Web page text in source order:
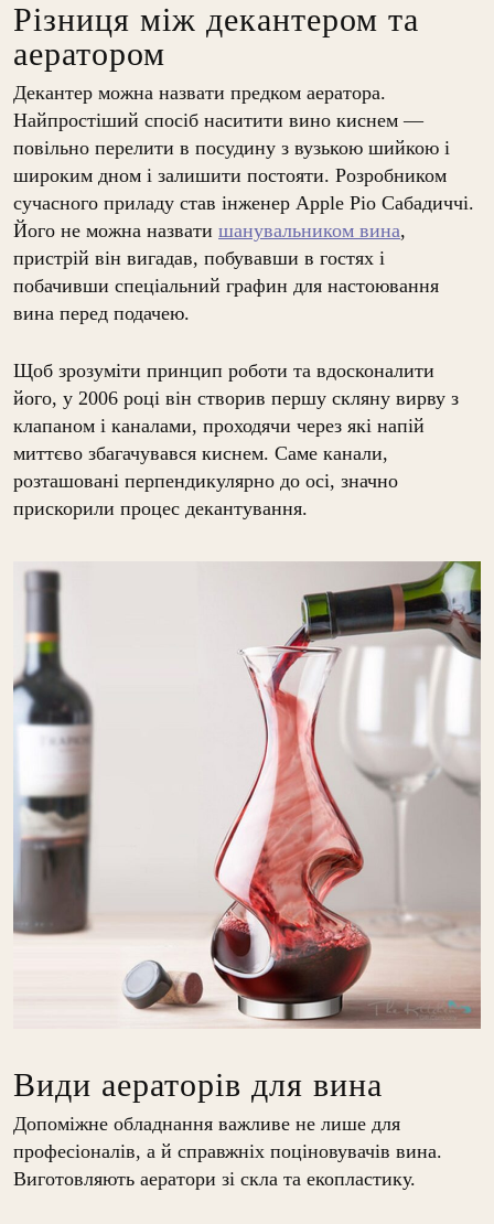
Різниця між декантером та
аератором
Декантер можна назвати предком аератора.
Найпростіший спосіб наситити вино киснем —
повільно перелити в посудину з вузькою шийкою і
широким дном і залишити постояти. Розробником
сучасного приладу став інженер Apple Ріо Сабадиччі.
Його не можна назвати шанувальником вина,
пристрій він вигадав, побувавши в гостях і
побачивши спеціальний графин для настоювання
вина перед подачею.
Щоб зрозуміти принцип роботи та вдосконалити
його, у 2006 році він створив першу скляну вирву з
клапаном і каналами, проходячи через які напій
миттєво збагачувався киснем. Саме канали,
розташовані перпендикулярно до осі, значно
прискорили процес декантування.
Види аераторів для вина
Допоміжне обладнання важливе не лише для
професіоналів, а й справжніх поціновувачів вина.
Виготовляють аератори зі скла та екопластику.